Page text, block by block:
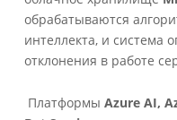
обрабатываются
интеллекта, и система
отклонения в работе
Платформы Azure AI,